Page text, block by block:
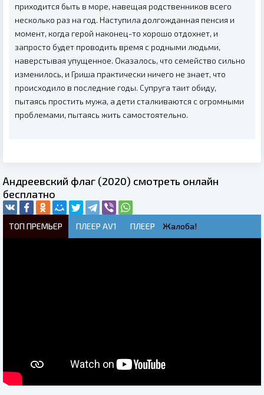
приходится быть в море, навещая родственников всего
несколько раз на год. Наступила долгожданная пенсия и
момент, когда герой наконец-то хорошо отдохнет, и
запросто будет проводить время с родными людьми,
наверстывая упущенное. Оказалось, что семейство сильно
изменилось, и Гриша практически ничего не знает, что
происходило в последние годы. Супруга таит обиду,
пытаясь простить мужа, а дети сталкиваются с огромными
проблемами, пытаясь жить самостоятельно.
Андреевский флаг (2020) смотреть онлайн
бесплатно
ТОП ПРЕМЬЕР ПЛЕЕР AV1 ПЛЕЕР Жалоба!